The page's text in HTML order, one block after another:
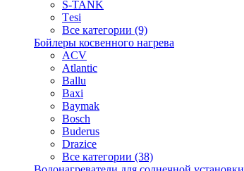
S-TANK
Tеsi
Все категории (9)
Бойлеры косвенного нагрева
ACV
Atlantic
Ballu
Baxi
Baymak
Bosch
Buderus
Drazice
Все категории (38)